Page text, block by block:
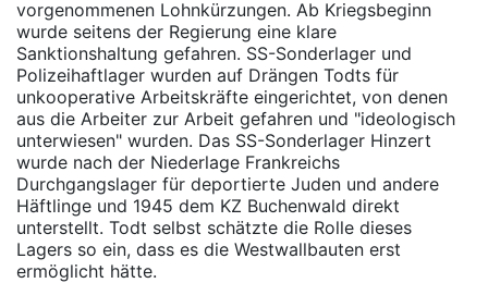
vorgenommenen Lohnkürzungen. Ab Kriegsbeginn
wurde seitens der Regierung eine klare
Sanktionshaltung gefahren. SS-Sonderlager und
Polizeihaftlager wurden auf Drängen Todts für
unkooperative Arbeitskräfte eingerichtet, von denen
aus die Arbeiter zur Arbeit gefahren und "ideologisch
unterwiesen" wurden. Das SS-Sonderlager Hinzert
wurde nach der Niederlage Frankreichs
Durchgangslager für deportierte Juden und andere
Häftlinge und 1945 dem KZ Buchenwald direkt
unterstellt. Todt selbst schätzte die Rolle dieses
Lagers so ein, dass es die Westwallbauten erst
ermöglicht hätte.